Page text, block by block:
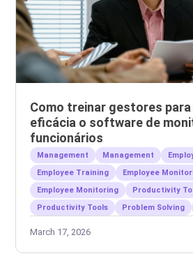
Como treinar gestores
eficácia o software de
funcionários
Management Management
Employee Training
Employee
Employee Monitoring
Productivity
Productivity Tools
Problem Solving
March 17, 2026